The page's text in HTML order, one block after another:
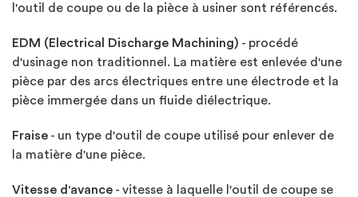
l'outil de coupe ou de la pièce à usiner sont référencés.
EDM (Electrical Discharge Machining) - procédé
d'usinage non traditionnel. La matière est enlevée d'une
pièce par des arcs électriques entre une électrode et la
pièce immergée dans un fluide diélectrique.
Fraise - un type d'outil de coupe utilisé pour enlever de
la matière d'une pièce.
Vitesse d'avance - vitesse à laquelle l'outil de coupe se